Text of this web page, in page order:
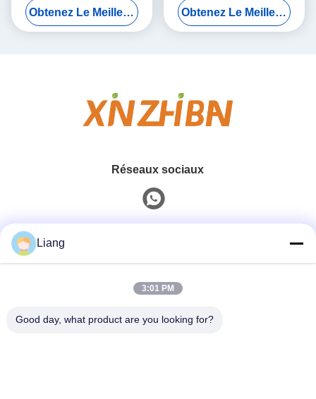
et la menuiserie
Obtenez Le Meilleur Prix
des applications
Obtenez Le Meilleur Prix
Réseaux sociaux
0086-13926126819
Liang
3:01 PM
Good day, what product are you looking for?